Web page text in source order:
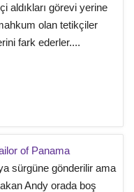
aldıkları görevi yerine
olan tetikçiler
fark ederler....
of Panama
sürgüne gönderilir ama
Andy orada boş